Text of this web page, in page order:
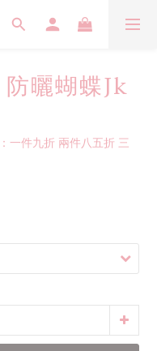
防曬蝴蝶Jk
一件九折 兩件八五折 三